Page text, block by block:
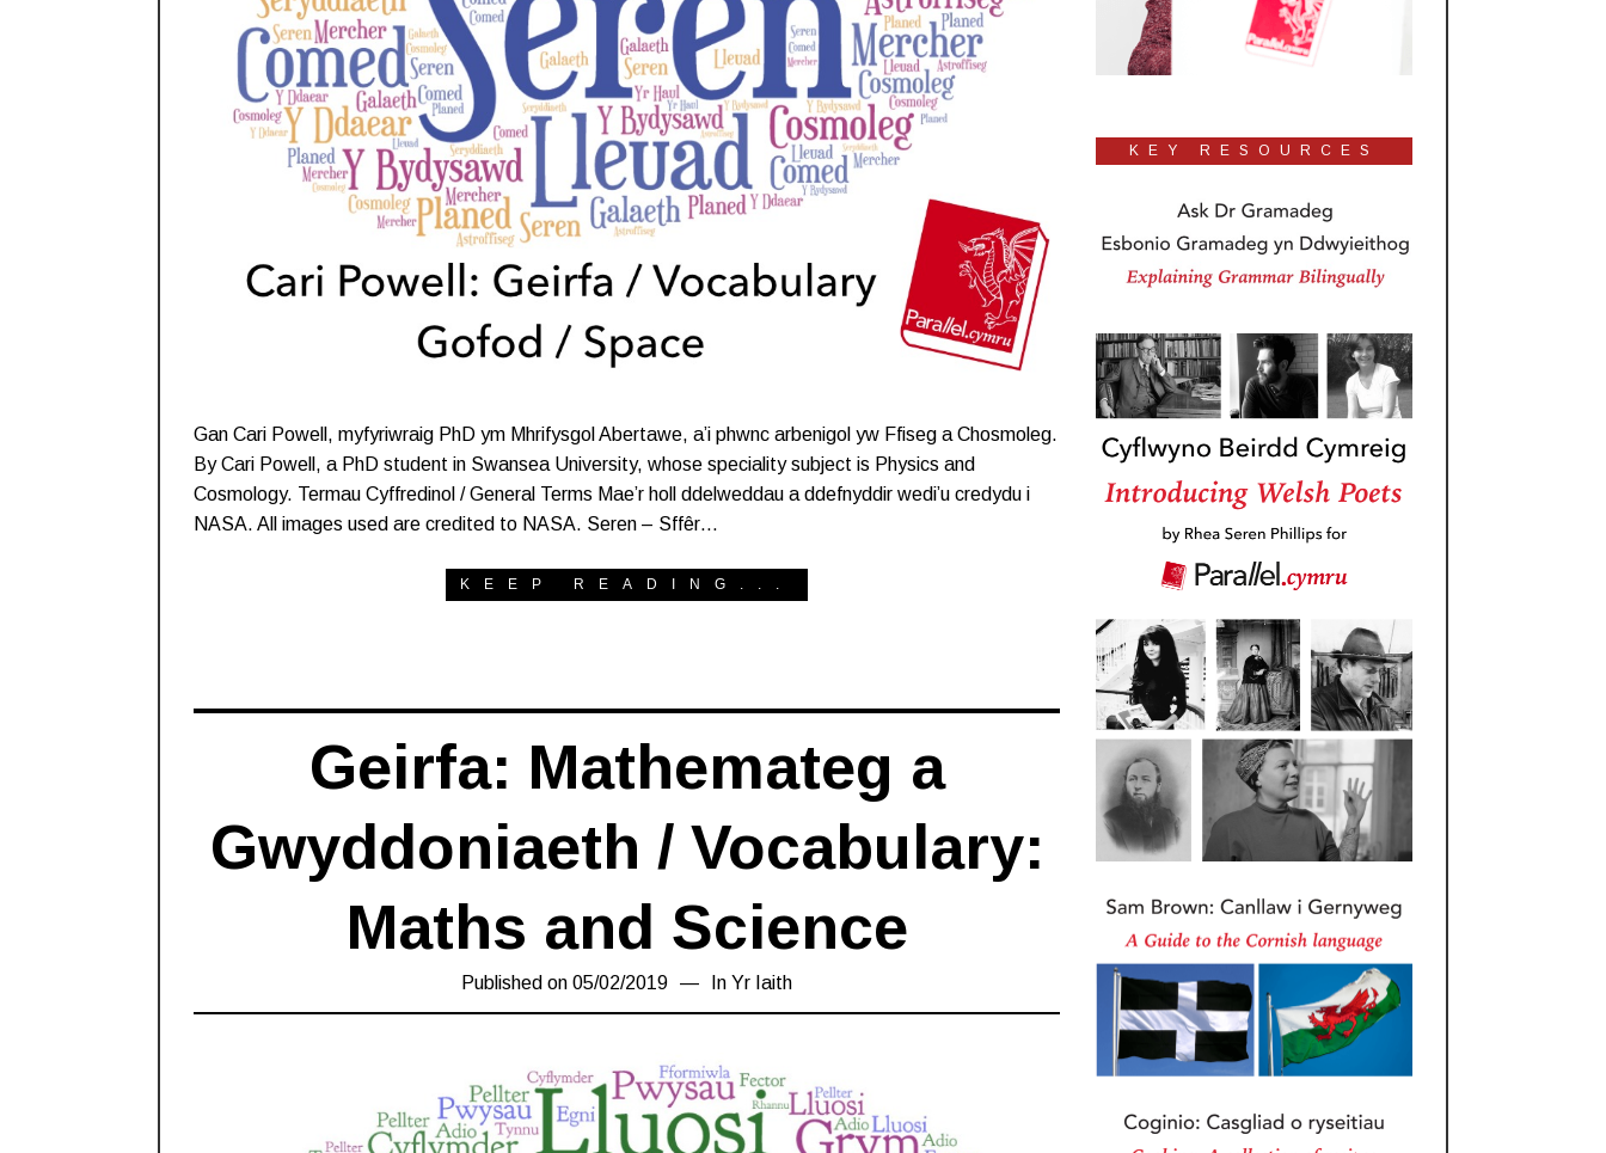
Gan Cari Powell, myfyriwraig PhD ym Mhrifysgol Abertawe, a’i phwnc arbenigol yw Ffiseg a Chosmoleg.
By Cari Powell, a PhD student in Swansea University, whose speciality subject is Physics and
Cosmology. Termau Cyffredinol / General Terms Mae’r holl ddelweddau a ddefnyddir wedi’u credydu i
NASA. All images used are credited to NASA. Seren – Sffêr…
KEEP READING...
Geirfa: Mathemateg a
Gwyddoniaeth / Vocabulary:
Maths and Science
Published on 05/02/2019 17/03/2019
In Yr Iaith
KEY RESOURCES